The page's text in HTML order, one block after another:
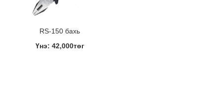
RS-150 бахь
Үнэ: 42,000төг